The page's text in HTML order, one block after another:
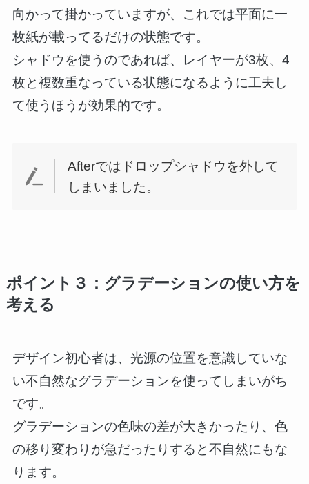
向かって掛かっていますが、これでは平面に一
枚紙が載ってるだけの状態です。
シャドウを使うのであれば、レイヤーが3枚、4
枚と複数重なっている状態になるように工夫し
て使うほうが効果的です。
Afterではドロップシャドウを外して
しまいました。
ポイント３：グラデーションの使い方を
考える
デザイン初心者は、光源の位置を意識していな
い不自然なグラデーションを使ってしまいがち
です。
グラデーションの色味の差が大きかったり、色
の移り変わりが急だったりすると不自然にもな
ります。